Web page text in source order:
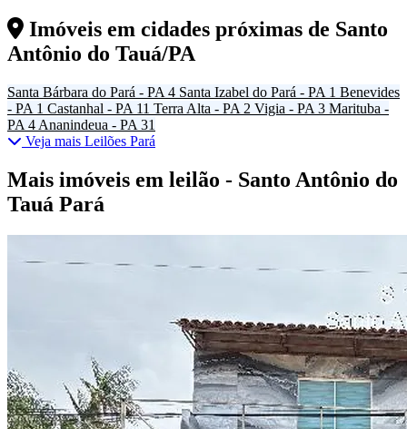
Imóveis em cidades próximas de Santo
Antônio do Tauá/PA
Santa Bárbara do Pará - PA 4 Santa Izabel do Pará - PA 1 Benevides
- PA 1 Castanhal - PA 11 Terra Alta - PA 2 Vigia - PA 3 Marituba -
PA 4 Ananindeua - PA 31
Veja mais Leilões Pará
Mais imóveis em leilão - Santo Antônio do
Tauá Pará